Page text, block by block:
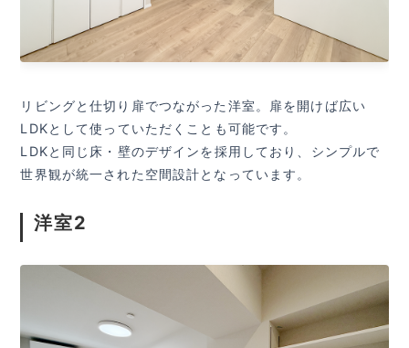
リビングと仕切り扉でつながった洋室。扉を開けば広い
LDKとして使っていただくことも可能です。
LDKと同じ床・壁のデザインを採用しており、シンプルで
世界観が統一された空間設計となっています。
洋室2